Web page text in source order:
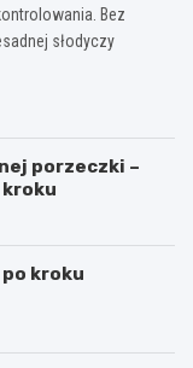
Bez
słodyczy
porzeczki –
kroku